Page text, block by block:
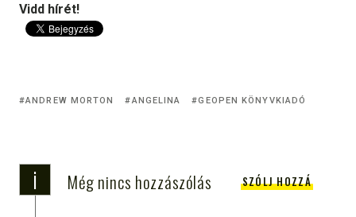
Vidd hírét!
ANDREW MORTON ANGELINA GEOPEN KÖNYVKIADÓ
i Még nincs hozzászólás SZÓLJ HOZZÁ